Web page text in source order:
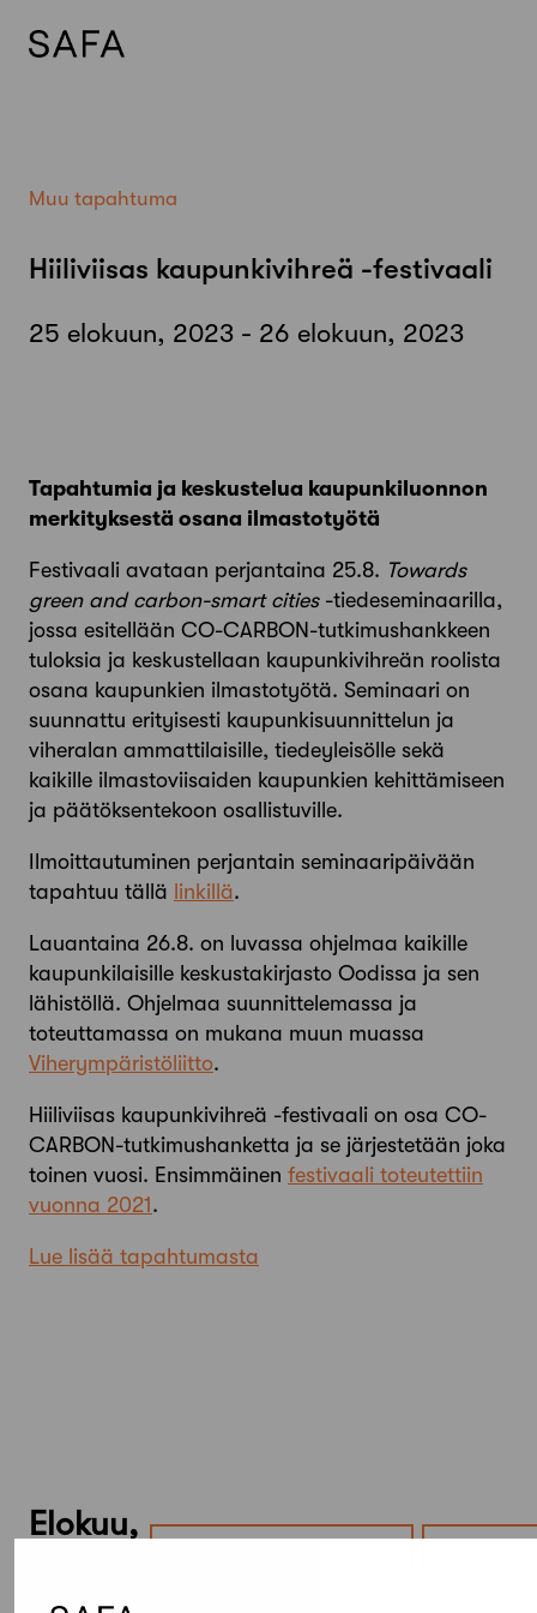
Muu tapahtuma
Hiiliviisas kaupunkivihreä -festivaali
25 elokuun, 2023 - 26 elokuun, 2023
Tapahtumia ja keskustelua kaupunkiluonnon
merkityksestä osana ilmastotyötä
Festivaali avataan perjantaina 25.8. Towards
green and carbon-smart cities-tiedeseminaarilla,
jossa esitellään CO-CARBON-tutkimushankkeen
tuloksia ja keskustellaan kaupunkivihreän roolista
osana kaupunkien ilmastotyötä. Seminaari on
suunnattu erityisesti kaupunkisuunnittelun ja
viheralan ammattilaisille, tiedeyleisölle sekä
kaikille ilmastoviisaiden kaupunkien kehittämiseen
ja päätöksentekoon osallistuville.
Ilmoittautuminen perjantain seminaaripäivään
tapahtuu tällä linkillä.
Lauantaina 26.8. on luvassa ohjelmaa kaikille
kaupunkilaisille keskustakirjasto Oodissa ja sen
lähistöllä. Ohjelmaa suunnittelemassa ja
toteuttamassa on mukana muun muassa
Viherympäristöliitto.
Hiiliviisas kaupunkivihreä -festivaali on osa CO-
CARBON-tutkimushanketta ja se järjestetään joka
toinen vuosi. Ensimmäinen festivaali toteutettiin
vuonna 2021 .
Lue lisää tapahtumasta
Elokuu,